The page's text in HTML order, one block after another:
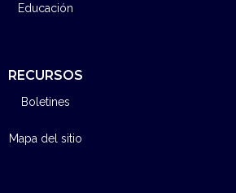
Educación
RECURSOS
Boletines
Mapa del sitio